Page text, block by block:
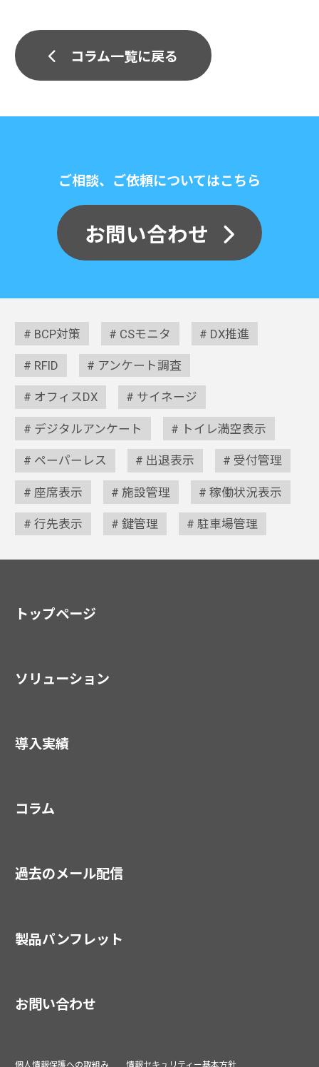
コラム一覧に戻る
ご相談、ご依頼についてはこちら
お問い合わせ
BCP対策 CSモニタ DX推進
RFID アンケート調査
オフィスDX サイネージ
デジタルアンケート トイレ満空表示
ペーパーレス 出退表示 受付管理
座席表示 施設管理 稼働状況表示
行先表示 鍵管理 駐車場管理
トップページ
ソリューション
導入実績
コラム
過去のメール配信
製品パンフレット
お問い合わせ
個人情報保護への取組み 情報セキュリティー基本方針